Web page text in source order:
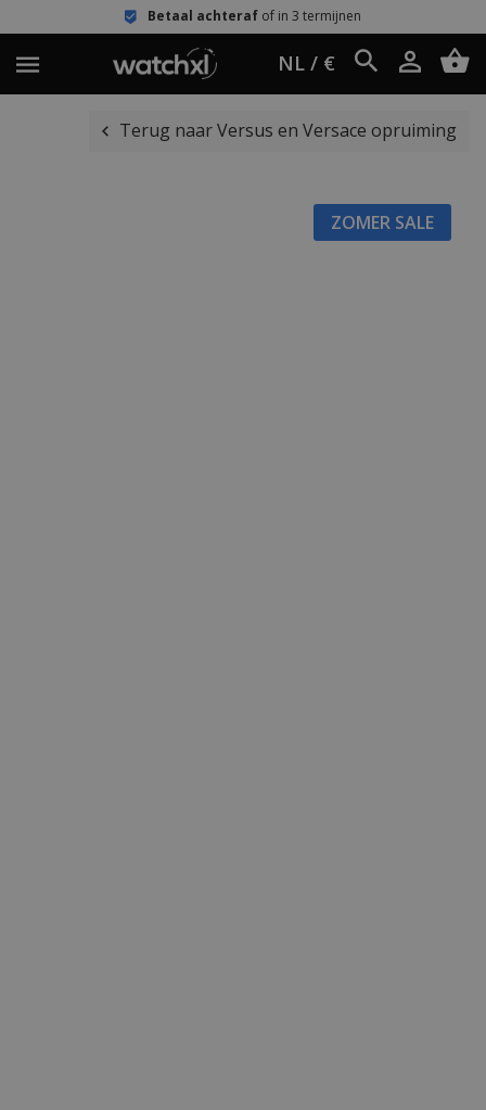
Betaal achterafof in 3 termijnen
NL / €
Terug naar Versus en Versace opruiming
ZOMER SALE